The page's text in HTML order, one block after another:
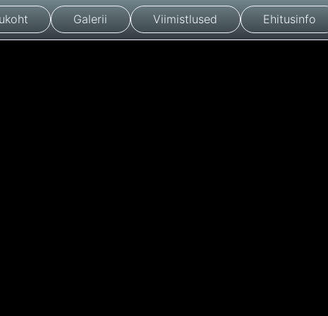
Galerii Viimistlused Ehitusinfo